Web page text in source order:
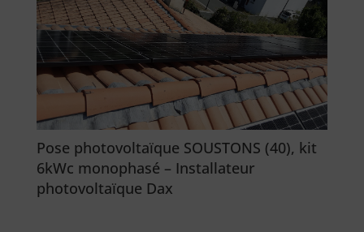
Pose photovoltaïque SOUSTONS (40), kit
6kWc monophasé – Installateur
photovoltaïque Dax